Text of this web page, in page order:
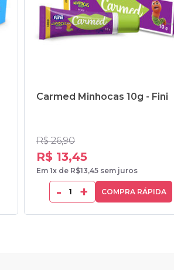
Carmed Minhocas 10g - Fini
R$ 26,90
R$ 13,45
Em 1x de R$13,45 sem juros
- + COMPRA RÁPIDA